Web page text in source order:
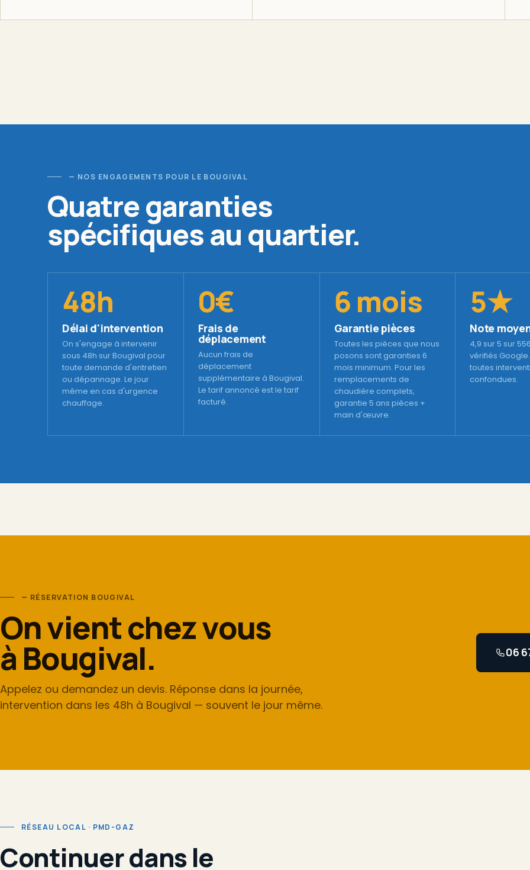
— NOS ENGAGEMENTS POUR LE BOUGIVAL
Quatre garanties
spécifiques au quartier.
48h
Délai d'intervention
On s'engage à intervenir
sous 48h sur Bougival pour
toute demande d'entretien
ou dépannage. Le jour
même en cas d'urgence
chauffage.
0€
Frais de
déplacement
Aucun frais de
déplacement
supplémentaire à Bougival.
Le tarif annoncé est le tarif
facturé.
6 mois
Garantie pièces
Toutes les pièces que nous
posons sont garanties 6
mois minimum. Pour les
remplacements de
chaudière complets,
garantie 5 ans pièces +
main d'œuvre.
5★
Note
4,9 sur 5 sur
vérifiés Google.
toutes
confondues.
— RÉSERVATION BOUGIVAL
On vient chez vous
à Bougival.
Appelez ou demandez un devis. Réponse dans la journée,
intervention dans les 48h à Bougival — souvent le jour même.
06
RÉSEAU LOCAL · PMD-GAZ
Continuer dans le